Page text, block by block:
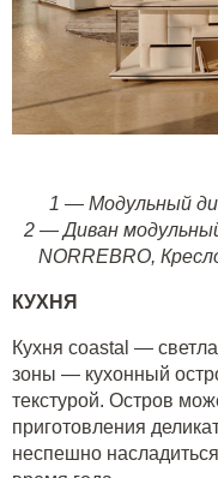
1 — Модульный
2 —Диван
NORREBRO,
КУХНЯ
Кухня coastal —
зоны — кухонный
текстурой. Остров
приготовления
неспешно